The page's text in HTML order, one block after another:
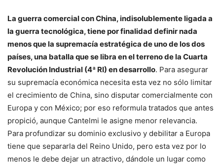
La guerra comercial con China, indisolublemente ligada a
la guerra tecnológica, tiene por finalidad definir nada
menos que la supremacía estratégica de uno de los dos
países, una batalla que se libra en el terreno de la Cuarta
Revolución Industrial (4ª RI) en desarrollo. Para asegurar
su supremacía económica necesita esta vez no sólo limitar
el crecimiento de China, sino disputar comercialmente con
Europa y con México; por eso reformula tratados que antes
propició, aunque Cantelmi le asigne menor relevancia.
Para profundizar su dominio exclusivo y debilitar a Europa
tiene que separarla del Reino Unido, pero esta vez por lo
menos le debe dejar un atractivo, dándole un lugar como